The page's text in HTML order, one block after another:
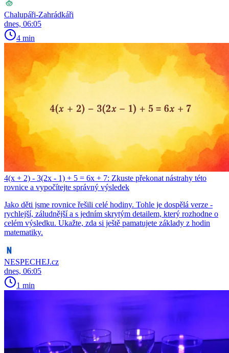
Chalupáři-Zahrádkáři
dnes, 06:05
4 min
4(x + 2) - 3(2x - 1) + 5 = 6x + 7: Zkuste překonat nástrahy této
rovnice a vypočítejte správný výsledek
Jako děti jsme rovnice řešili celé hodiny. Tohle je dospělá verze -
rychlejší, záludnější a s jedním skrytým detailem, který rozhodne o
celém výsledku. Ukažte, zda si ještě pamatujete základy z hodin
matematiky.
NESPECHEJ.cz
dnes, 06:05
1 min